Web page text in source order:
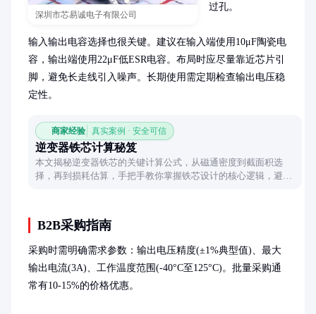
深圳市芯易诚电子有限公司
过孔。
输入输出电容选择也很关键。建议在输入端使用10μF陶瓷电
容，输出端使用22μF低ESR电容。布局时应尽量靠近芯片引
脚，避免长走线引入噪声。长期使用需定期检查输出电压稳
定性。
商家经验 真实案例 · 安全可信
逆变器铁芯计算秘笈
本文揭秘逆变器铁芯的关键计算公式，从磁通密度到截面积选
择，再到损耗估算，手把手教你掌握铁芯设计的核心逻辑，避开
B2B采购指南
采购时需明确需求参数：输出电压精度(±1%典型值)、最大
输出电流(3A)、工作温度范围(-40°C至125°C)。批量采购通
常有10-15%的价格优惠。